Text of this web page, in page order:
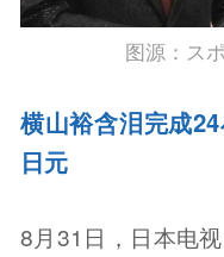
图源：ス
横山裕含泪完成
日元
8月31日，日本电